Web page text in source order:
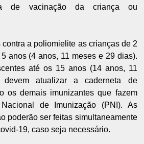
de vacinação da criança ou
contra a poliomielite as crianças de 2
anos (4 anos, 11 meses e 29 dias).
até os 15 anos (14 anos, 11
atualizar a caderneta de
os demais imunizantes que fazem
de Imunização (PNI). As
poderão ser feitas simultaneamente
19, caso seja necessário.